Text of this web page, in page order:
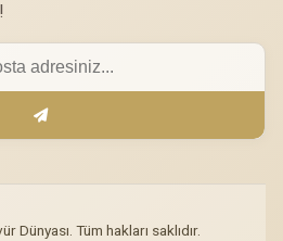
Tüm hakları saklıdır.